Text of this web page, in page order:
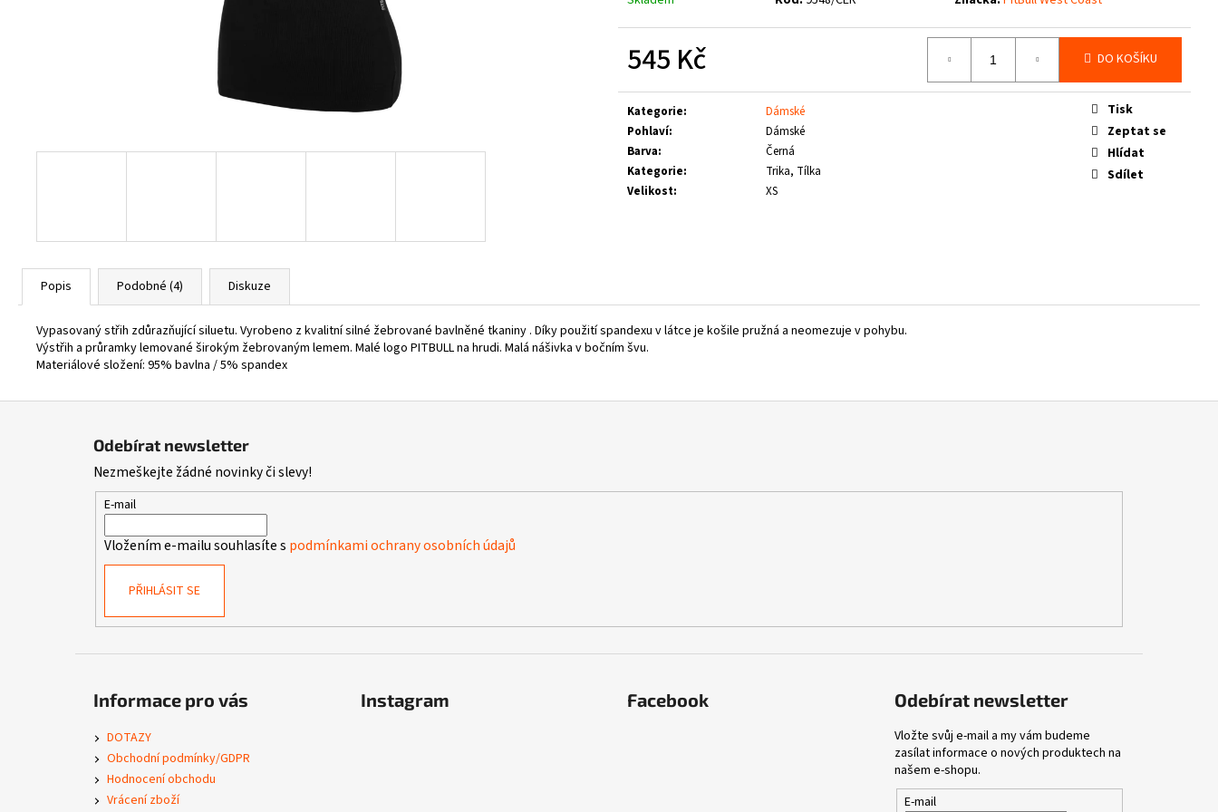
545 Kč
cena:
DO KOŠÍKU
Kategorie:
Dámské
Pohlaví:
Dámské
Barva:
Černá
Kategorie:
Trika, Tílka
Velikost: XS
Tisk
Zeptat se
Hlídat
Sdílet
Popis Podobné (4) Diskuze
Vypasovaný střih zdůrazňující siluetu. Vyrobeno z kvalitní silné žebrované bavlněné tkaniny . Díky použití spandexu v látce je košile pružná a neomezuje v pohybu.
Výstřih a průramky lemované širokým žebrovaným lemem. Malé logo PITBULL na hrudi. Malá nášivka v bočním švu.
Materiálové složení: 95% bavlna / 5% spandex
790 Kč
Odebírat newsletter
Nezmeškejte žádné novinky či slevy!
E-mail
Vložením e-mailu souhlasíte s podmínkami ochrany osobních údajů
PŘIHLÁSIT SE
Informace pro vás
DOTAZY
Obchodní podmínky/GDPR
Hodnocení obchodu
Vrácení zboží
Instagram Facebook Odebírat newsletter
Vložte svůj e-mail a my vám budeme
zasílat informace o nových produktech na
našem e-shopu.
E-mail